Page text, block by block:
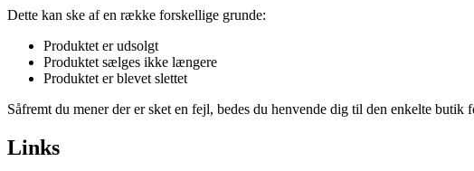
Dette kan ske af en række forskellige grunde:
Produktet er udsolgt
Produktet sælges ikke længere
Produktet er blevet slettet
Såfremt du mener der er sket en fejl, bedes du henvende dig til den enkelte butik
Links